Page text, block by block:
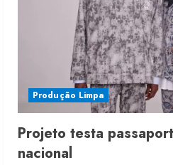
Produção Limpa
Projeto testa
nacional